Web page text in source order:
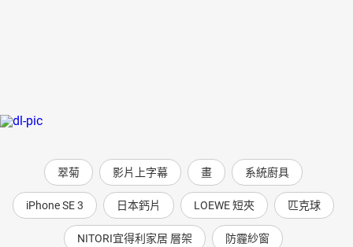
翠菊 影片上字幕 畫 系統廚具
iPhone SE 3 日本鈣片 LOEWE 短夾 匹克球
NITORI宜得利家居 層架 防霾紗窗